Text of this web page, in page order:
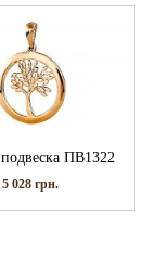
подвеска ПВ1322
5 028грн.